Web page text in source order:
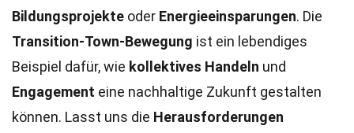
Bildungsprojekte oder Energieeinsparungen. Die
Transition-Town-Bewegung ist ein lebendiges
Beispiel dafür, wie kollektives Handeln und
Engagement eine nachhaltige Zukunft gestalten
können. Lasst uns die Herausforderungen